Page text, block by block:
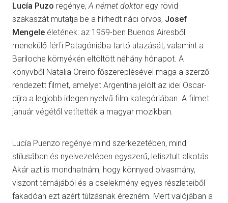
Lucía Puzo regénye, A német doktoregy rövid
szakaszát mutatja be a hírhedt náci orvos, Josef
Mengele életének: az 1959-ben Buenos Airesből
menekülő férfi Patagóniába tartó utazását, valamint a
Bariloche környékén eltöltött néhány hónapot. A
könyvből Natalia Oreiro főszereplésével maga a szerző
rendezett filmet, amelyet Argentína jelölt az idei Oscar-
díjra a legjobb idegen nyelvű film kategóriában. A filmet
január végétől vetítették a magyar mozikban.
Lucía Puenzo regénye mind szerkezetében, mind
stílusában és nyelvezetében egyszerű, letisztult alkotás.
Akár azt is mondhatnám, hogy könnyed olvasmány,
viszont témájából és a cselekmény egyes részleteiből
fakadóan ezt azért túlzásnak érezném. Mert valójában a